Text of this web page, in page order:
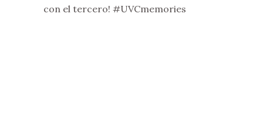
con el tercero! #UVCmemories